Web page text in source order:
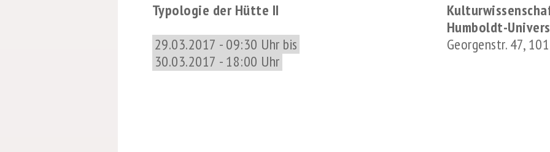
Typologie der Hütte II
29.03.2017 - 09:30 Uhr bis
30.03.2017 - 18:00 Uhr
Humboldt-
Georgenstr. 47,